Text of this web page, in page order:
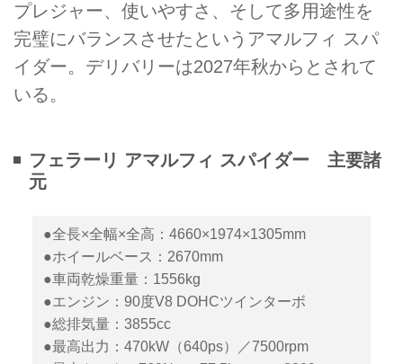
プレジャー、使いやすさ、そして多用途性を
完璧にバランスさせたというアマルフィ スパ
イダー。デリバリーは2027年秋からとされて
いる。
フェラーリ アマルフィ スパイダー 主要諸
元
●全長×全幅×全高：4660×1974×1305mm
●ホイールベース：2670mm
●車両乾燥重量：1556kg
●エンジン：90度V8 DOHCツインターボ
●総排気量：3855cc
●最高出力：470kW（640ps）／7500rpm